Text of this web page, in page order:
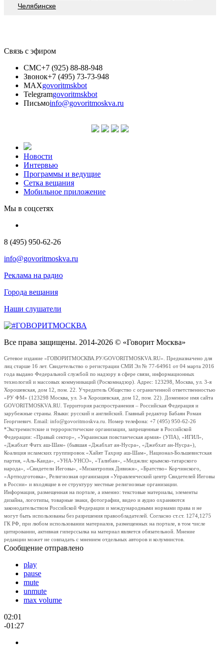
Челябинске
Связь с эфиром
СМС+7 (925) 88-88-948
Звонок+7 (495) 73-73-948
MAXgovoritmskbot
Telegramgovoritmskbot
Письмоinfo@govoritmoskva.ru
Новости
Интервью
Программы и ведущие
Сетка вещания
Мобильное приложение
Мы в соцсетях
8 (495) 950-62-26
info@govoritmoskva.ru
Реклама на радио
Города вещания
Наши слушатели
Все права защищены. 2014-2026 © «Говорит Москва»
Сетевое издание «ГОВОРИТМОСКВА.РУ/GOVORITMOSKVA.RU». Предназначено для
лиц старше 16 лет. Свидетельство о регистрации СМИ Эл № 77-64961 от 04 марта 2016
года выдано Федеральной службой по надзору в сфере связи, информационных
технологий и массовых коммуникаций (Роскомнадзор). Адрес: 123298, Москва, ул. 3-я
Хорошевская, дом 12, пом. 22. Учредитель Общество с ограниченной ответственностью
«РУ ФМ» (123298 Москва, ул. 3-я Хорошевская, дом 12, пом. 22). Доменное имя сайта
GOVORITMOSKVA.RU. Территория распространения – Российская Федерация и
зарубежные страны. Языки: русский и английский. Главный редактор Бабаян Роман
Георгиевич. Email: info@govoritmoskva.ru. Номер телефона: +7 (495) 950-62-26
*Экстремистские и террористические организации, запрещенные в Российской
Федерации: «Правый сектор», «Украинская повстанческая армия» (УПА), «ИГИЛ»,
«Джабхат Фатх аш-Шам» (бывшая «Джабхат ан-Нусра», «Джебхат ан-Нусра»),
Коалиция исламских группировок «Хайят Тахрир аш-Шам», Национал-Большевистская
партия, «Аль-Каида», «УНА-УНСО», «Талибан», «Меджлис крымско-татарского
народа», «Свидетели Иеговы», «Мизантропик Дивижн», «Братство» Корчинского,
«Артподготовка», Религиозная организация «Управленческий центр Свидетелей Иеговы
в России» и входящие в ее структуру местные религиозные организации.
Информация, размещенная на портале, а именно: текстовые материалы, элементы
дизайна, логотипы, товарные знаки, фотографии, видео и аудио охраняются
законодательством Российской Федерации и международными нормами права и не
могут быть использованы без разрешения правообладателей. Согласно ст.ст. 1274,1275
ГК РФ, при любом использовании материалов, размещенных на портале, в том числе
цитировании, активная гиперссылка на материал является обязательной. Мнение
редакции может не совпадать с мнением отдельных авторов и колумнистов.
Сообщение отправлено
play
pause
mute
unmute
max volume
02:01
-01:27